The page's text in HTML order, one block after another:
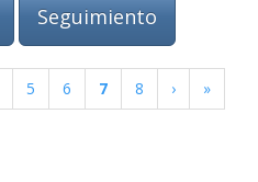
Seguimiento
5 6 7 8 › »